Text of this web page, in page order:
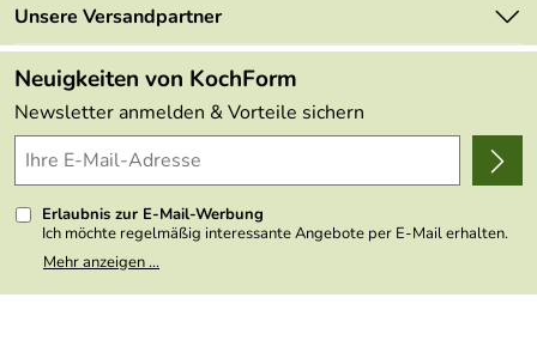
Retourenportal
FAQs
Lieferbedingungen
Delivery Terms
Kundenlogin
Angebote
Made in Germany
Themen
Wir über uns
Presse
Unsere Versandpartner
Neuigkeiten von KochForm
Newsletter anmelden & Vorteile sichern
Erlaubnis zur E-Mail-Werbung
Ich möchte regelmäßig interessante Angebote per E-Mail erhalten.
Meine E-Mail-Adresse wird nicht an andere Unternehmen
weitergegeben. Zu statistischen Zwecken wird in anonymer Form
Mehr anzeigen ...